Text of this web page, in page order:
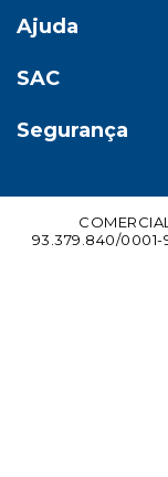
Ajuda
SAC
Segurança
93.379.840/